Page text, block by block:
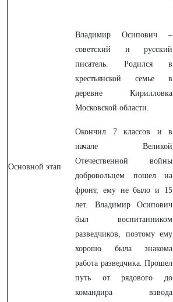
Основной этап
Владимир Осипович –
советский и русский
писатель. Родился в
крестьянской семье в
деревне Кирилловка
Московской области.
Окончил 7 классов и в
начале Великой
Отечественной войны
добровольцем пошел на
фронт, ему не было и 15
лет. Владимир Осипович
был воспитанником
разведчиков, поэтому ему
хорошо была знакома
работа разведчика. Прошел
путь от рядового до
командира взвода